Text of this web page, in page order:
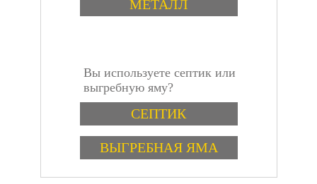
обладает высокой
гибкостью, что
заполняемых
отверстий. Это
свойство делает его
идеальным для
которые необходимо
герметизировать, но
инструкция
МЕТАЛЛ
Вы используете септик или
выгребную яму?
ВариантыСЕПТИК
ВЫГРЕБНАЯ ЯМА